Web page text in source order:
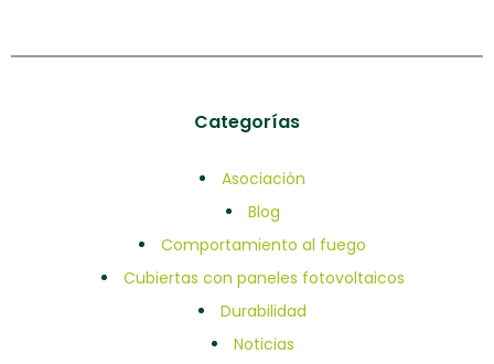
Categorías
Asociación
Blog
Comportamiento al fuego
Cubiertas con paneles fotovoltaicos
Durabilidad
Noticias